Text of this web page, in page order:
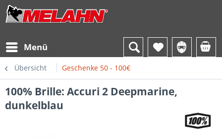
Menü
Übersicht Geschenke 50 - 100€
100% Brille: Accuri 2 Deepmarine,
dunkelblau